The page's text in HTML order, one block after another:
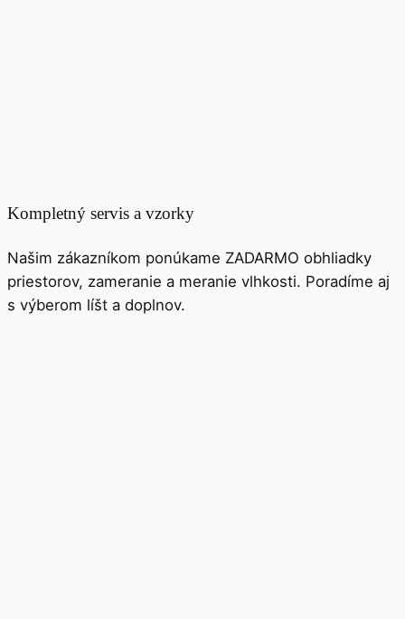
Kompletný servis a vzorky
Našim zákazníkom ponúkame ZADARMO obhliadky
priestorov, zameranie a meranie vlhkosti. Poradíme aj
s výberom líšt a doplnov.